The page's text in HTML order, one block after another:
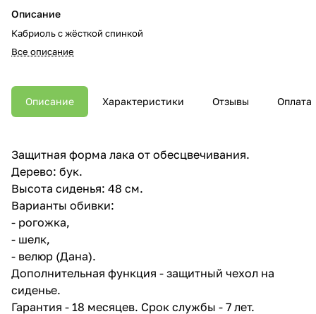
Описание
Кабриоль с жёсткой спинкой
Все описание
Описание Характеристики Отзывы Оплата
Защитная форма лака от обесцвечивания.
Дерево: бук.
Высота сиденья: 48 см.
Варианты обивки:
- рогожка,
- шелк,
- велюр (Дана).
Дополнительная функция - защитный чехол на
сиденье.
Гарантия - 18 месяцев. Срок службы - 7 лет.